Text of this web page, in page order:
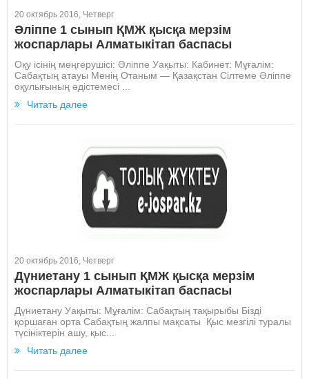
20 октябрь 2016, Четверг
Әліппе 1 сынып ҚМЖ қысқа мерзім
жоспарлары Алматыкітап баспасы
Оқу ісінің меңгерушісі: Әліппе Уақыты: Кабинет: Мұғалім:
Сабақтың атауы Менің Отаным — Қазақстан Сілтеме Әліппе
оқулығының әдістемесі ...
Читать далее
20 октябрь 2016, Четверг
Дүниетану 1 сынып ҚМЖ қысқа мерзім
жоспарлары Алматыкітап баспасы
Дүниетану Уақыты: Мұғалім: Сабақтың тақырыбы Бізді
қоршаған орта Сабақтың жалпы мақсаты Қыс мезгілі туралы
түсініктерін ашу, қыс...
Читать далее